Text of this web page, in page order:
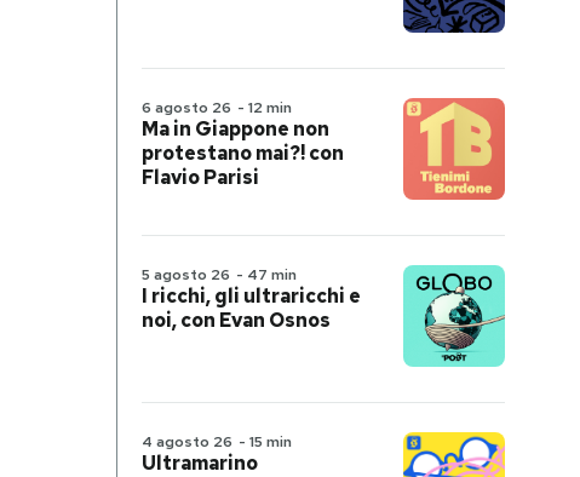
6 agosto 26 - 12 min
Ma in Giappone non
protestano mai?! con
Flavio Parisi
5 agosto 26 - 47 min
I ricchi, gli ultraricchi e
noi, con Evan Osnos
4 agosto 26 - 15 min
Ultramarino